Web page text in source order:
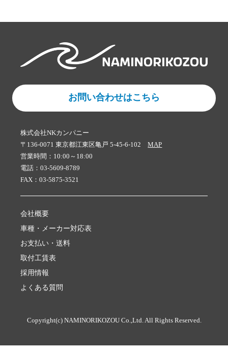
お問い合わせはこちら
株式会社NKカンパニー
〒136-0071 東京都江東区亀戸 5-45-6-102MAP
営業時間：10:00～18:00
電話：03-5609-8789
FAX：03-5875-3521
会社概要
車種・メーカー対応表
お支払い・送料
取付工賃表
採用情報
よくある質問
Copyright(c) NAMINORIKOZOU Co.,Ltd. All Rights Reserved.